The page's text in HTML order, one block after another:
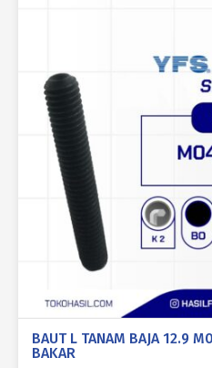
BAUT L TANAM BAJA 12.9
BAKAR